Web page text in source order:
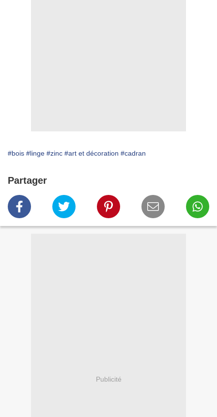
#bois #linge #zinc #art et décoration #cadran
Partager
Publicité